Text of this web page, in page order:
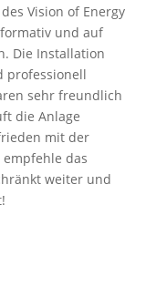
Vision of Energy
und auf
Die Installation
professionell
sehr freundlich
die Anlage
mit der
das
weiter und